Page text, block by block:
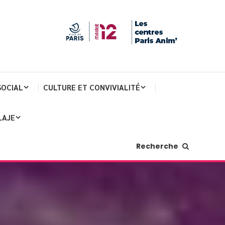
CULTURE ET CONVIVIALITÉ
Recherche